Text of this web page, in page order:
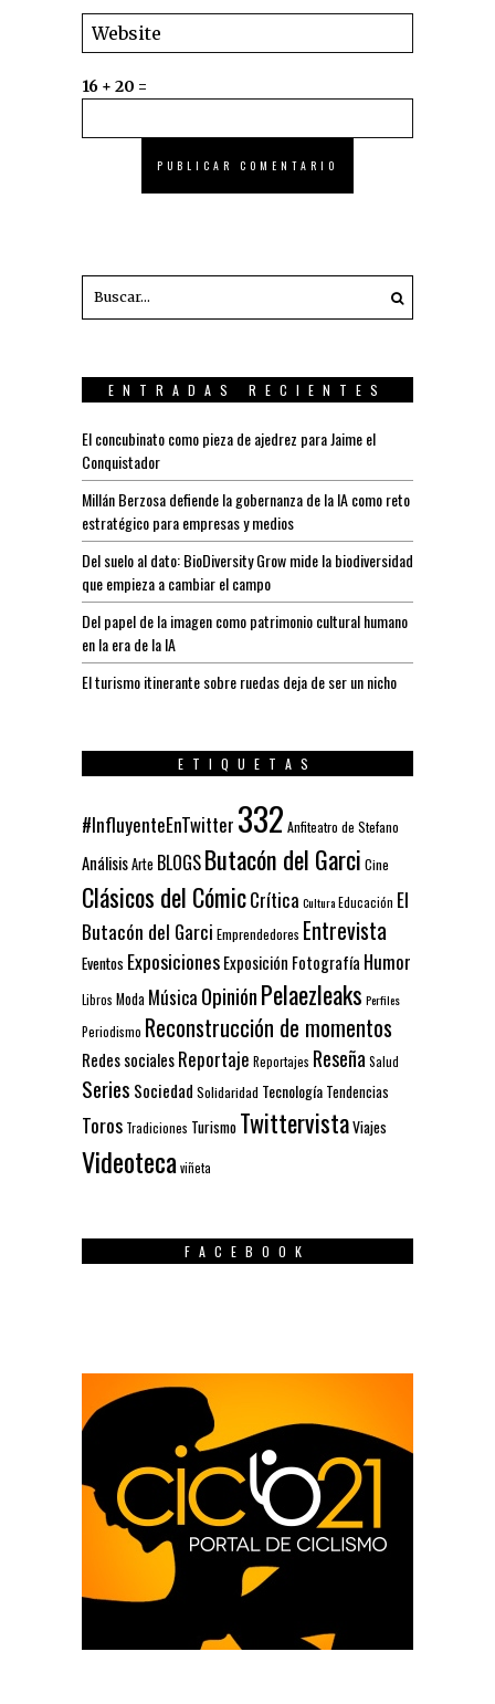
16 + 20 =
ENTRADAS RECIENTES
El concubinato como pieza de ajedrez para Jaime el
Conquistador
Millán Berzosa defiende la gobernanza de la IA como reto
estratégico para empresas y medios
Del suelo al dato: BioDiversity Grow mide la biodiversidad
que empieza a cambiar el campo
Del papel de la imagen como patrimonio cultural humano
en la era de la IA
El turismo itinerante sobre ruedas deja de ser un nicho
ETIQUETAS
#InfluyenteEnTwitter 332 Anfiteatro de Stefano
AnálisisArte BLOGSButacón del Garci Cine
Clásicos del CómicCrítica CulturaEducación El
Butacón del Garci Emprendedores Entrevista
Eventos ExposicionesExposición Fotografía Humor
Libros Moda Música OpiniónPelaezleaks Perfiles
Periodismo Reconstrucción de momentos
Redes socialesReportaje Reportajes Reseña Salud
Series Sociedad Solidaridad Tecnología Tendencias
Toros Tradiciones Turismo TwittervistaViajes
Videoteca viñeta
FACEBOOK